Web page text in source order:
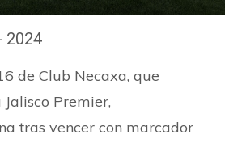
2024
de Club Necaxa, que
Premier,
tras vencer con marcador